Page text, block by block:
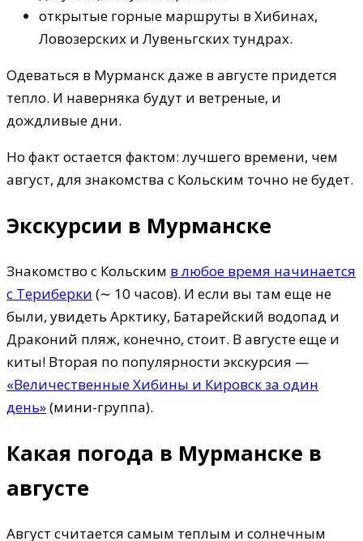
открытые горные маршруты в Хибинах,
Ловозерских и Лувеньгских тундрах.
Одеваться в Мурманск даже в августе придется
тепло. И наверняка будут и ветреные, и
дождливые дни.
Но факт остается фактом: лучшего времени, чем
август, для знакомства с Кольским точно не будет.
Экскурсии в Мурманске
Знакомство с Кольским в любое время начинается
с Териберки (∼ 10 часов). И если вы там еще не
были, увидеть Арктику, Батарейский водопад и
Драконий пляж, конечно, стоит. В августе еще и
киты! Вторая по популярности экскурсия —
«Величественные Хибины и Кировск за один
день»(мини-группа).
Какая погода в Мурманске в
августе
Август считается самым теплым и солнечным